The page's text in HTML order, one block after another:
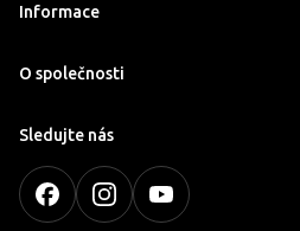
Informace
O společnosti
Sledujte nás